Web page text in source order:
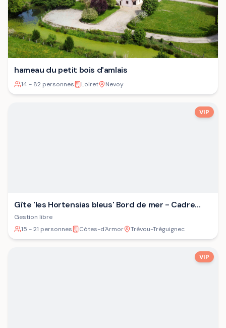
hameau du petit bois d'amlais
14 - 82 personnes Loiret Nevoy
VIP
Gîte 'les Hortensias bleus' Bord de mer - Cadre
verdoyant - Plage
Gestion libre
15 - 21 personnes
Côtes-d'Armor Trévou-Tréguignec
VIP